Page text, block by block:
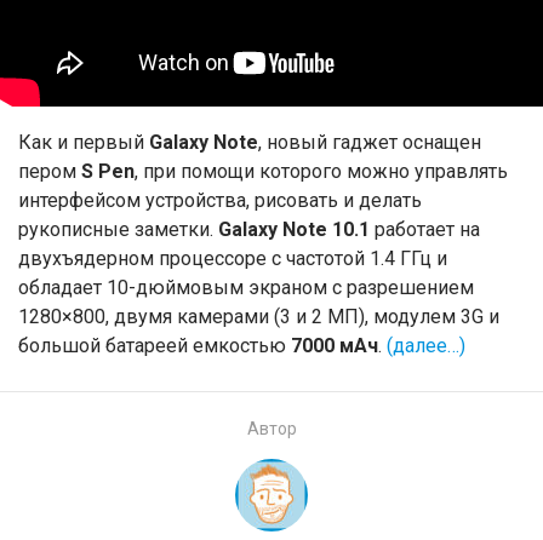
Как и первый Galaxy Note, новый гаджет оснащен
пером S Pen, при помощи которого можно управлять
интерфейсом устройства, рисовать и делать
рукописные заметки. Galaxy Note 10.1 работает на
двухъядерном процессоре с частотой 1.4 ГГц и
обладает 10-дюймовым экраном с разрешением
1280×800, двумя камерами (3 и 2 МП), модулем 3G и
большой батареей емкостью 7000 мАч. (далее…)
Автор